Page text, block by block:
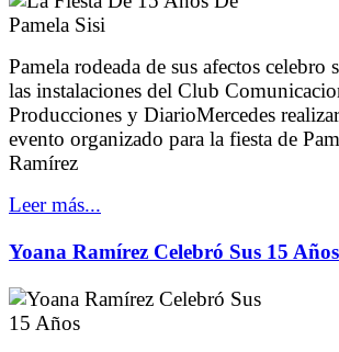
Pamela rodeada de sus afectos
las instalaciones del Club
Producciones y DiarioMercedes
evento organizado para la fiesta de
Ramírez
Leer más...
Yoana Ramírez Celebró Sus 15 Años